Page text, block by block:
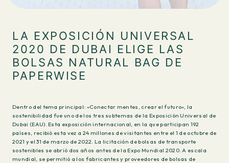
LA EXPOSICIÓN UNIVERSAL
2020 DE DUBAI ELIGE LAS
BOLSAS NATURAL BAG DE
PAPERWISE
Dentro del tema principal: «Conectar mentes, crear el futuro», la
sostenibilidad fue uno de los tres subtemas de la Exposición Universal de
Dubai (EAU). Esta exposición internacional, en la que participan 192
países, recibió esta vez a 24 millones de visitantes entre el 1 de octubre de
2021 y el 31 de marzo de 2022. La licitación de bolsas de transporte
sostenibles se abrió dos años antes de la Expo Mundial 2020. A escala
mundial, se permitió a los fabricantes y proveedores de bolsas de